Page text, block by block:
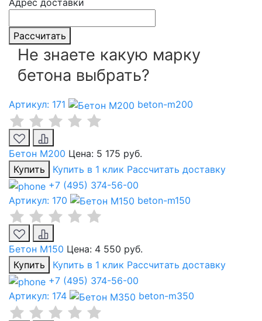
Адрес доставки
Рассчитать
Не знаете какую марку
бетона выбрать?
Артикул: 171 beton-m200
Бетон М200 Цена: 5 175 руб.
Купить
Купить в 1 клик Рассчитать доставку
+7 (495) 374-56-00
Артикул: 170
beton-m150
Бетон М150 Цена: 4 550 руб.
Купить
Купить в 1 клик Рассчитать доставку
+7 (495) 374-56-00
Артикул: 174
beton-m350